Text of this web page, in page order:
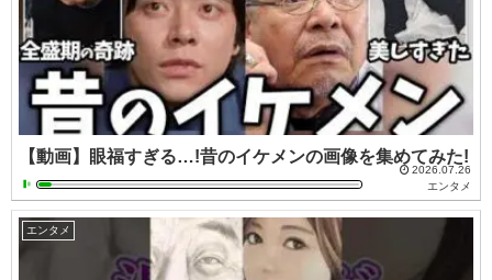
【動画】眼福すぎる…!昔のイケメンの画像を集めてみた!
2026.07.26
エンタメ
エンタメ